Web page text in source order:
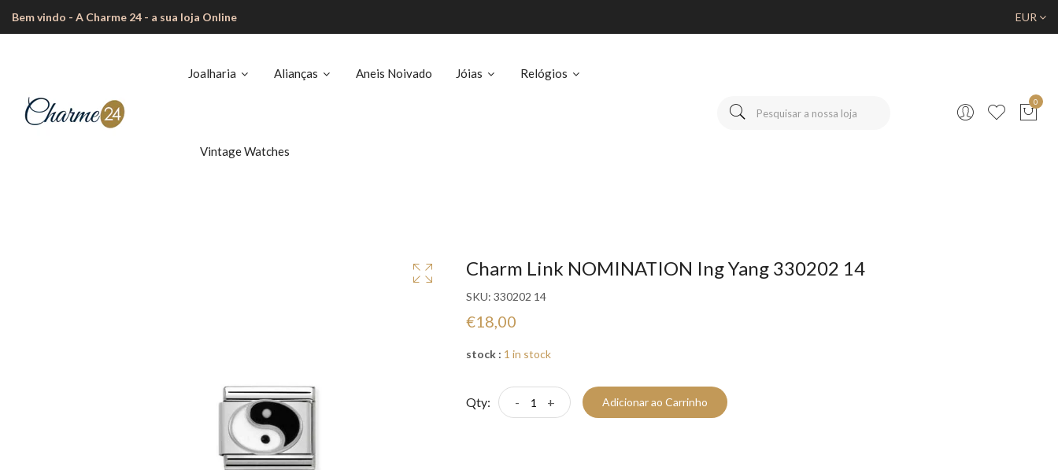
Bem vindo - A Charme 24 - a sua loja Online EUR
Joalharia Alianças Aneis Noivado Jóias Relógios
Vintage Watches
0
Charm Link NOMINATION Ing Yang 330202 14
SKU: 330202 14
€18,00
stock : 1 in stock
Qty: - + Adicionar ao Carrinho